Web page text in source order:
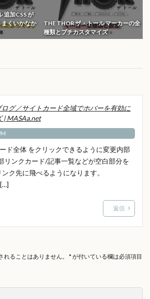
追加CSS が
くいかなか
THE THOR ザ・トール マーカーの全
種類とプチカスタマイズ
ログ／サイトカード全域でホバーを有効に
| MASAa.net
ド全体 をクリックできるように変更内部
リンクカード/記事一覧などが空白部分を
ク先に飛べるようになります。
返信
れることはありません。 *が付いている欄は必須項目